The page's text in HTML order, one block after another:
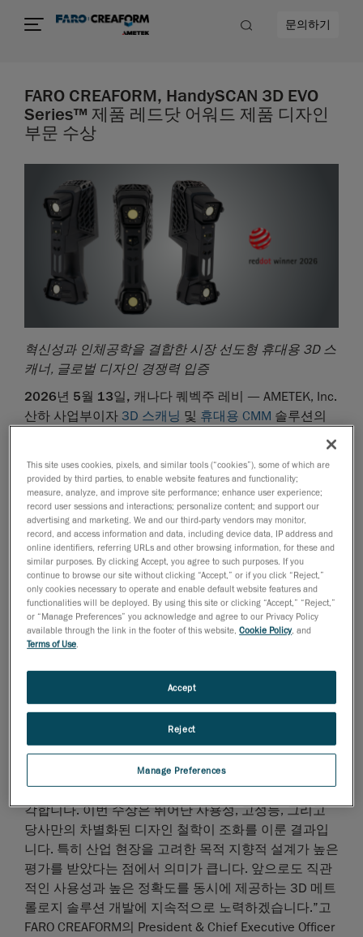
문의하기
FARO CREAFORM, HandySCAN 3D EVO
Series™ 제품 레드닷 어워드 제품 디자인
부문 수상
혁신성과 인체공학을 결합한 시장 선도형 휴대용 3D 스
캐너, 글로벌 디자인 경쟁력 입증
2026년 5월 13일, 캐나다 퀘벡주 레비 — AMETEK, Inc.
산하 사업부이자 3D 스캐닝 및 휴대용 CMM 솔루션의
글로벌 공급업체인 FARO CREAFORM은 자사의 휴대용
가 세계적인 권
위를 자랑하는 레드닷 어워드(Red Dot Award) 제품 디자
인 부문을 수상했다고 발표했습니다.
레드닷 어워드는 70년 이상 전 세계 디자인 우수성을 평
가하는 대표적인 인증으로, 국제적으로 가장 권위 있는
디자인 시상식 중 하나로 평가받고 있습니다. 매년 수천
개의 글로벌 기업이 제품 디자인, 브랜드 및 커뮤니케이
션, 디자인 콘셉트 등 다양한 부문에 출품하고 있습니다.
FARO CREAFORM은 이번 수상을 통해 제품 디자인 부문
에서 선정되었으며, 해당 제품 라인업으로는 통산 여섯
이는 혁신과 디자인 역량이 FARO CREAFORM의 핵심 경
쟁력으로 자리 잡고 있음을 보여주며, 업계를 선도하는
3D 스캐닝 기술을 통해 차별화된 사용자 경험을 제공하
려는 기업 비전을 재확인하는 계기가 되었습니다.
“HandySCAN 3D EVO Series™가 레드닷 어워드 심사위
원단으로부터 그 가치를 인정받게 되어 매우 뜻깊게 생
각합니다. 이번 수상은 뛰어난 사용성, 고성능, 그리고
당사만의 차별화된 디자인 철학이 조화를 이룬 결과입
니다. 특히 산업 현장을 고려한 목적 지향적 설계가 높은
평가를 받았다는 점에서 의미가 큽니다. 앞으로도 직관
적인 사용성과 높은 정확도를 동시에 제공하는 3D 메트
롤로지 솔루션 개발에 지속적으로 노력하겠습니다.”고
FARO CREAFORM의 President & Chief Executive Officer
This site uses cookies, pixels, and similar tools (“cookies”), some of which are
provided by third parties, to enable website features and functionality;
measure, analyze, and improve site performance; enhance user experience;
record user sessions and interactions; personalize content; and support our
advertising and marketing. We and our third-party vendors may monitor,
record, and access information and data, including device data, IP address and
online identifiers, referring URLs and other browsing information, for these and
similar purposes. By clicking Accept, you agree to such purposes. If you
continue to browse our site without clicking “Accept,” or if you click “Reject,”
only cookies necessary to operate and enable default website features and
functionalities will be deployed. By using this site or clicking “Accept,” “Reject,”
or “Manage Preferences” you acknowledge and agree to our Privacy Policy
available through the link in the footer of this website,Cookie Policy, and
Terms of Use.
Manage Preferences
Reject
Accept